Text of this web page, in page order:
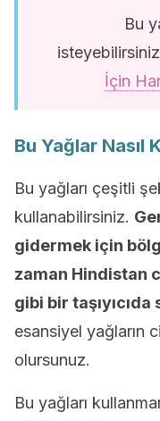
Bu
İçin
Bu Yağlar Nasıl
Bu yağları çeşitli
kullanabilirsiniz.
gidermek için
zaman Hindistan
gibi bir
esansiyel yağların
olursunuz.
Bu yağları